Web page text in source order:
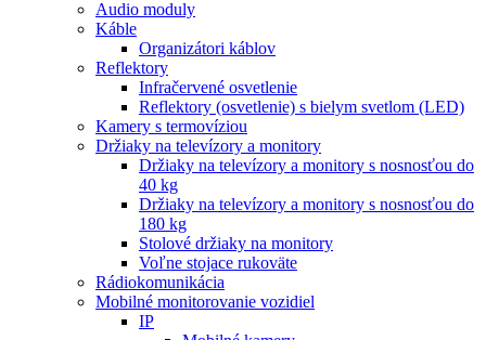
Audio moduly
Káble
Organizátori káblov
Reflektory
Infračervené osvetlenie
Reflektory (osvetlenie) s bielym svetlom (LED)
Kamery s termovíziou
Držiaky na televízory a monitory
Držiaky na televízory a monitory s nosnosťou do
40 kg
Držiaky na televízory a monitory s nosnosťou do
180 kg
Stolové držiaky na monitory
Voľne stojace rukoväte
Rádiokomunikácia
Mobilné monitorovanie vozidiel
IP